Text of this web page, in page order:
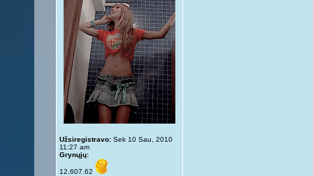
Užsiregistravo: Sek 10 Sau, 2010
11:27 am
Grynųjų:
12,607.62